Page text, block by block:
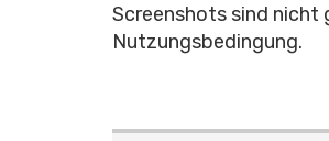
Screenshots sind nicht
Nutzungsbedingung.